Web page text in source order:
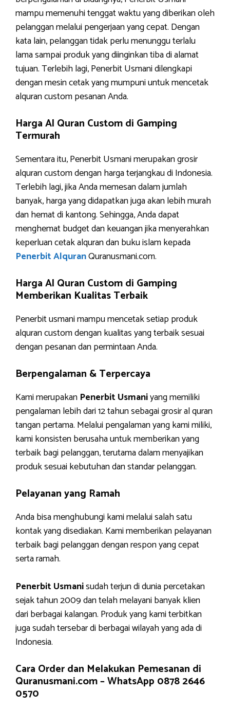
mampu memenuhi tenggat waktu yang diberikan oleh
pelanggan melalui pengerjaan yang cepat. Dengan
kata lain, pelanggan tidak perlu menunggu terlalu
lama sampai produk yang diinginkan tiba di alamat
tujuan. Terlebih lagi, Penerbit Usmani dilengkapi
dengan mesin cetak yang mumpuni untuk mencetak
alquran custom pesanan Anda.
Harga Al Quran Custom di Gamping
Termurah
Sementara itu, Penerbit Usmani merupakan grosir
alquran custom dengan harga terjangkau di Indonesia.
Terlebih lagi, jika Anda memesan dalam jumlah
banyak, harga yang didapatkan juga akan lebih murah
dan hemat di kantong. Sehingga, Anda dapat
menghemat budget dan keuangan jika menyerahkan
keperluan cetak alquran dan buku islam kepada
Penerbit AlquranQuranusmani.com.
Harga Al Quran Custom di Gamping
Memberikan Kualitas Terbaik
Penerbit usmani mampu mencetak setiap produk
alquran custom dengan kualitas yang terbaik sesuai
dengan pesanan dan permintaan Anda.
Berpengalaman & Terpercaya
Kami merupakan Penerbit Usmaniyang memiliki
pengalaman lebih dari 12 tahun sebagai grosir al quran
tangan pertama. Melalui pengalaman yang kami miliki,
kami konsisten berusaha untuk memberikan yang
terbaik bagi pelanggan, terutama dalam menyajikan
produk sesuai kebutuhan dan standar pelanggan.
Pelayanan yang Ramah
Anda bisa menghubungi kami melalui salah satu
kontak yang disediakan. Kami memberikan pelayanan
terbaik bagi pelanggan dengan respon yang cepat
serta ramah.
Penerbit Usmanisudah terjun di dunia percetakan
sejak tahun 2009 dan telah melayani banyak klien
dari berbagai kalangan. Produk yang kami terbitkan
juga sudah tersebar di berbagai wilayah yang ada di
Indonesia.
Cara Order dan Melakukan Pemesanan di
Quranusmani.com –WhatsApp 0878 2646
0570